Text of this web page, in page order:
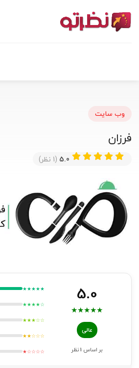
وب سایت
فرزان
5.0 (1 نظر)
5.0
★
★
★
★
★
عالی
بر اساس 1نظر
★★★★★
★★★★☆
★★★☆☆
★★☆☆☆
★☆☆☆☆